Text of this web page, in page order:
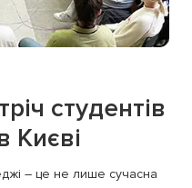
студентів
Києві
– це не лише сучасна